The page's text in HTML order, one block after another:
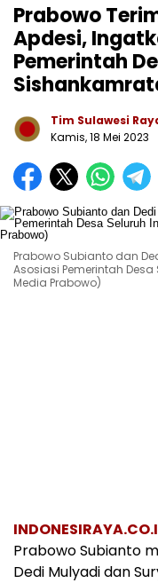
Prabowo
Apdesi,
Pemerintah
Tim Sulawesi
Kamis, 18 Mei 2023
Prabowo Subianto dan
Asosiasi Pemerintah Desa
Media Prabowo)
Prabowo Subianto
Dedi Mulyadi dan